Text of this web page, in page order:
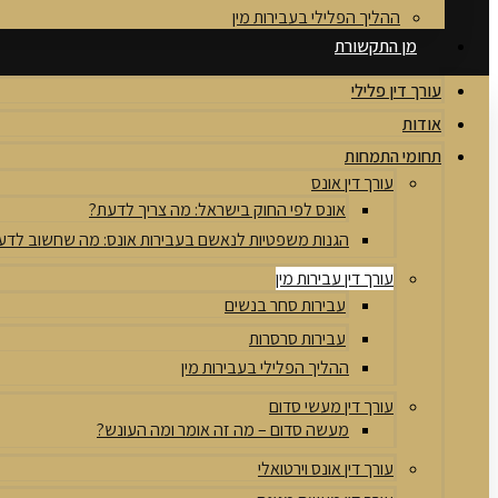
ההליך הפלילי בעבירות מין
מן התקשורת
עורך דין פלילי
אודות
תחומי התמחות
עורך דין אונס
אונס לפי החוק בישראל: מה צריך לדעת?
הגנות משפטיות לנאשם בעבירות אונס: מה שחשוב
עורך דין עבירות מין
עבירות סחר בנשים
עבירות סרסרות
ההליך הפלילי בעבירות מין
עורך דין מעשי סדום
מעשה סדום – מה זה אומר ומה העונש?
עורך דין אונס וירטואלי